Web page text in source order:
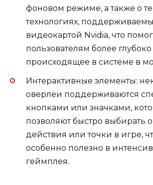
фоновом режиме, а также о
технологиях,
видеокартой Nvidia, что
пользователям более
происходящее в системе в
Интерактивные элементы:
оверлеи поддерживаются
кнопками или значками,
позволяют быстро выбирать
действия или точки в игре,
особенно полезно в
геймплея.